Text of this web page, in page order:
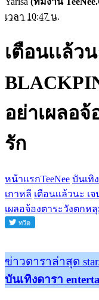
เวลา 10:47 น.
เตือนเเล้ว
อย่าเผลอ
รัก
หน้าแรกTeeNee บันเทิ
เกาหลี เตือนเเล้วนะ
เผลอจ้องตาระวังตกห
ข่าวดาราล่าสุด
บันเทิงดารา